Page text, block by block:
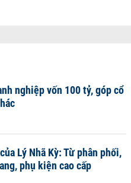
nghiệp vốn 100 tỷ, góp cổ
Lý Nhã Kỳ: Từ phân phối,
phụ kiện cao cấp